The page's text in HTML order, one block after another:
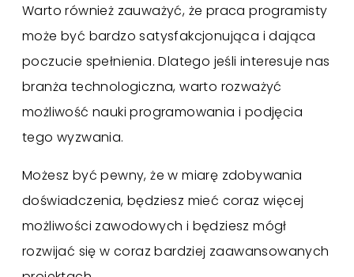
Warto również zauważyć, że praca programisty
może być bardzo satysfakcjonująca i dająca
poczucie spełnienia. Dlatego jeśli interesuje nas
branża technologiczna, warto rozważyć
możliwość nauki programowania i podjęcia
tego wyzwania.
Możesz być pewny, że w miarę zdobywania
doświadczenia, będziesz mieć coraz więcej
możliwości zawodowych i będziesz mógł
rozwijać się w coraz bardziej zaawansowanych